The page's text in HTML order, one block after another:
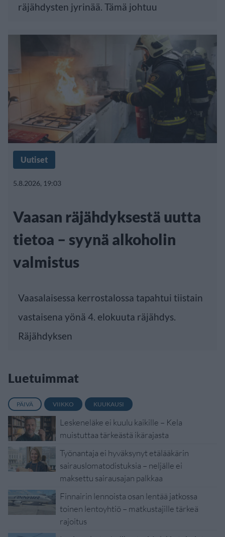
räjähdysten jyrinää. Tämä johtuu
Uutiset
5.8.2026, 19:03
Vaasan räjähdyksestä uutta
tietoa – syynä alkoholin
valmistus
Vaasalaisessa kerrostalossa tapahtui tiistain
vastaisena yönä 4. elokuuta räjähdys.
Räjähdyksen
Luetuimmat
PÄIVÄ VIIKKO KUUKAUSI
Leskeneläke ei kuulu kaikille – Kela
muistuttaa tärkeästä ikärajasta
Työnantaja ei hyväksynyt etälääkärin
sairauslomatodistuksia – neljälle ei
maksettu sairausajan palkkaa
Finnairin lennoista osan lentää jatkossa
toinen lentoyhtiö – matkustajille tärkeä
rajoitus